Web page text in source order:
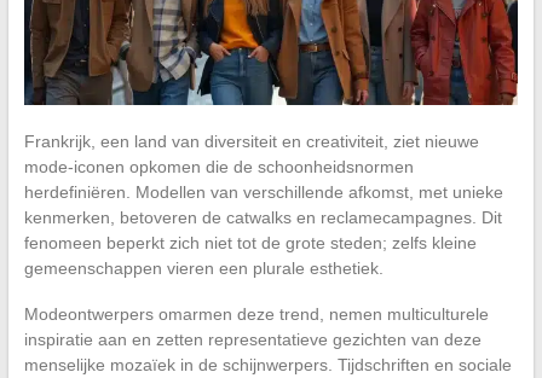
Frankrijk, een land van diversiteit en creativiteit, ziet nieuwe
mode-iconen opkomen die de schoonheidsnormen
herdefiniëren. Modellen van verschillende afkomst, met unieke
kenmerken, betoveren de catwalks en reclamecampagnes. Dit
fenomeen beperkt zich niet tot de grote steden; zelfs kleine
gemeenschappen vieren een plurale esthetiek.
Modeontwerpers omarmen deze trend, nemen multiculturele
inspiratie aan en zetten representatieve gezichten van deze
menselijke mozaïek in de schijnwerpers. Tijdschriften en sociale